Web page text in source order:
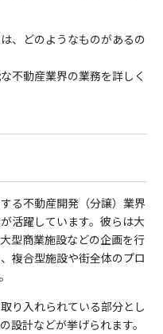
、どのようなものがあるの
不動産業界の業務を詳しく
る不動産開発（分譲）業界
活躍しています。彼らは大
型商業施設などの企画を行
複合型施設や街全体のプロ
り入れられている部分とし
設計などが挙げられます。